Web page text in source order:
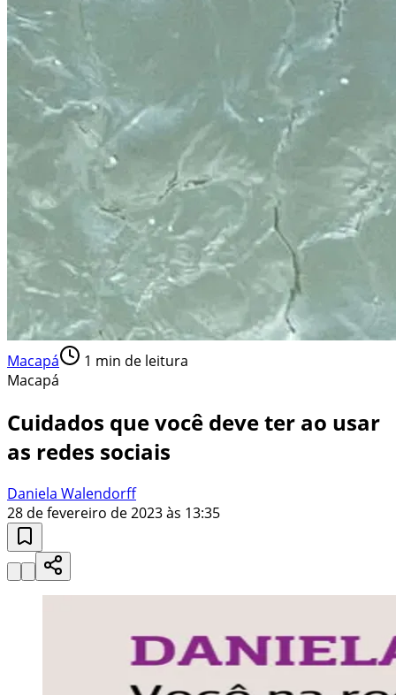
Macapá 1 min de leitura
Macapá
Cuidados que você deve ter ao usar
as redes sociais
Daniela Walendorff
28 de fevereiro de 2023 às 13:35